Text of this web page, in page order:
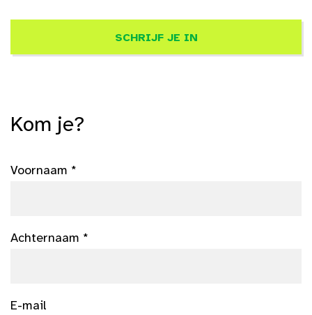
SCHRIJF JE IN
Kom je?
Voornaam *
Achternaam *
E-mail